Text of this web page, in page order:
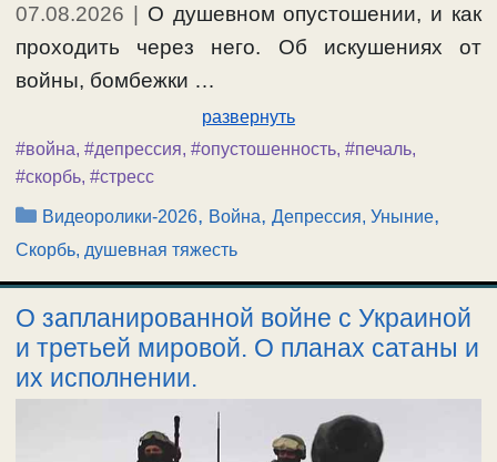
07.08.2026 | О душевном опустошении, и как
проходить через него. Об искушениях от
войны, бомбежки …
развернуть
#война, #депрессия, #опустошенность, #печаль,
#скорбь, #стресс
Рубрики
Видеоролики-2026, Война,Депрессия, Уныние,
Скорбь, душевная тяжесть
О запланированной войне с Украиной
и третьей мировой. О планах сатаны и
их исполнении.